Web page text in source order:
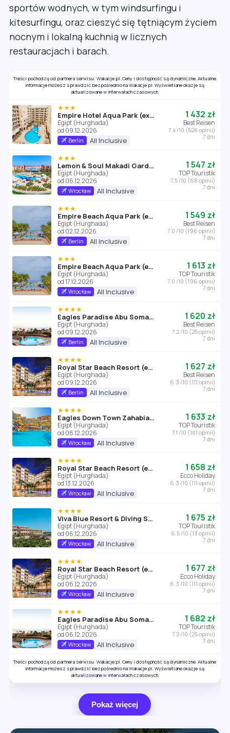
sportów wodnych, w tym windsurfingu i
kitesurfingu, oraz cieszyć się tętniącym życiem
nocnym i lokalną kuchnią w licznych
restauracjach i barach.
Treści pochodzą od partnera serwisu: Wakacje.pl. Ceny i dostępność są dynamiczne. Aktualne
informacje możesz sprawdzić bezpośrednio na Wakacje.pl. Wyświetlane okazje są
aktualizowane w interwałach czasowych.
★★★
Empire Hotel Aqua Park (ex. Triton Empire Hotel Hurghada)
Egipt (Hurghada)
od 09.12.2026
Berlin All Inclusive
1 432 zł
Best Reisen
7.4 /10 (528 opinii)
7 dni
★★★
Lemon & Soul Makadi Garden (ex Labranda Garden Makadi)
Egipt (Hurghada)
od 06.12.2026
Wrocław All Inclusive
1 547 zł
TOP Touristik
7.5 /10 (68 opinii)
7 dni
★★★
Empire Beach Aqua Park (ex. Triton Empire Beach Resort Hurghada)
Egipt (Hurghada)
od 02.12.2026
Berlin All Inclusive
1 549 zł
Best Reisen
7.0 /10 (196 opinii)
7 dni
★★★
Empire Beach Aqua Park (ex. Triton Empire Beach Resort Hurghada)
Egipt (Hurghada)
od 17.12.2026
Wrocław All Inclusive
1 613 zł
TOP Touristik
7.0 /10 (196 opinii)
7 dni
★★★★
Eagles Paradise Abu Soma Resort
Egipt (Hurghada)
od 09.12.2026
Berlin All Inclusive
1 620 zł
Best Reisen
7.2 /10 (25 opinii)
7 dni
★★★★
Royal Star Beach Resort (ex Three Corners)
Egipt (Hurghada)
od 09.12.2026
Berlin All Inclusive
1 627 zł
Best Reisen
6.3 /10 (111 opinii)
7 dni
★★★★
Eagles Down Town Zahabia Resort
Egipt (Hurghada)
od 06.12.2026
Wrocław All Inclusive
1 633 zł
TOP Touristik
7.1 /10 (101 opinii)
7 dni
★★★★
Royal Star Beach Resort (ex Three Corners)
Egipt (Hurghada)
od 13.12.2026
Wrocław All Inclusive
1 658 zł
Ecco Holiday
6.3 /10 (111 opinii)
7 dni
★★★★
Viva Blue Resort & Diving Sports
Egipt (Hurghada)
od 06.12.2026
Wrocław All Inclusive
1 675 zł
TOP Touristik
6.5 /10 (13 opinii)
7 dni
★★★★
Royal Star Beach Resort (ex Three Corners)
Egipt (Hurghada)
od 06.12.2026
Wrocław All Inclusive
1 677 zł
Ecco Holiday
6.3 /10 (111 opinii)
7 dni
★★★★
Eagles Paradise Abu Soma Resort
Egipt (Hurghada)
od 06.12.2026
Wrocław All Inclusive
1 682 zł
TOP Touristik
7.2 /10 (25 opinii)
7 dni
Treści pochodzą od partnera serwisu: Wakacje.pl. Ceny i dostępność są dynamiczne. Aktualne
informacje możesz sprawdzić bezpośrednio na Wakacje.pl. Wyświetlane okazje są
aktualizowane w interwałach czasowych.
Pokaż więcej